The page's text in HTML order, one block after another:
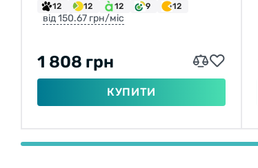
12 12 12 9 12
від 150.67 грн/міс
1 808 грн
КУПИТИ